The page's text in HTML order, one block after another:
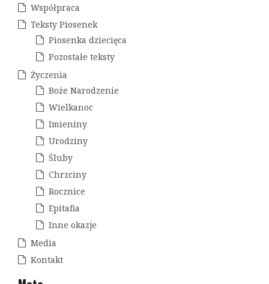
Współpraca
Teksty Piosenek
Piosenka dziecięca
Pozostałe teksty
Życzenia
Boże Narodzenie
Wielkanoc
Imieniny
Urodziny
Śluby
Chrzciny
Rocznice
Epitafia
Inne okazje
Media
Kontakt